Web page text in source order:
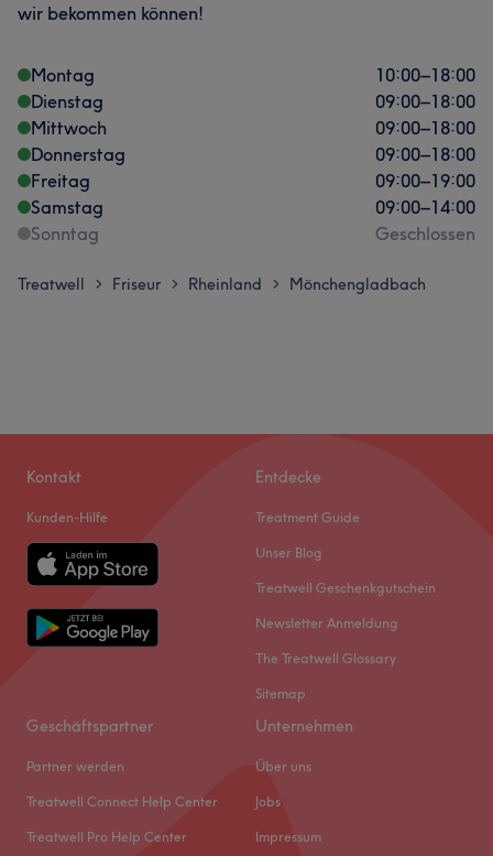
wir bekommen können!
Montag 10:00–18:00
Dienstag
09:00–18:00
Mittwoch
09:00–18:00
Donnerstag
09:00–18:00
Freitag
09:00–19:00
Samstag
09:00–14:00
Sonntag
Geschlossen
Treatwell > Friseur > Rheinland > Mönchengladbach
Kontakt
Kunden-Hilfe
Entdecke
Treatment Guide
Unser Blog
Treatwell Geschenkgutschein
Newsletter Anmeldung
The Treatwell Glossary
Sitemap
Geschäftspartner
Partner werden
Treatwell Connect Help Center
Treatwell Pro Help Center
Unternehmen
Über uns
Jobs
Impressum